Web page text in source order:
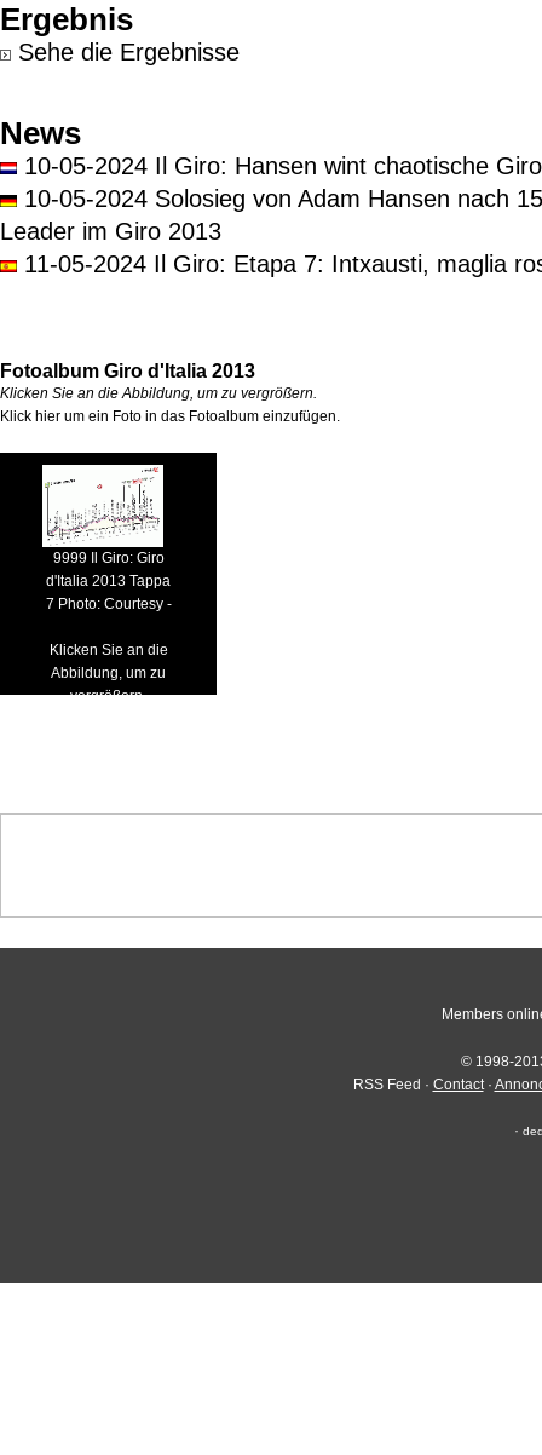
Ergebnis
Sehe die Ergebnisse
News
10-05-2024 Il Giro: Hansen wint chaotische
10-05-2024 Solosieg von Adam Hansen nach
Leader im Giro 2013
11-05-2024 Il Giro: Etapa 7: Intxausti, maglia
Fotoalbum Giro d'Italia 2013
Klicken Sie an die Abbildung, um zu vergrößern.
Klick hier um ein Foto in das Fotoalbum einzufügen.
9999 Il Giro: Giro
d'Italia 2013 Tappa
7 Photo: Courtesy -
Klicken Sie an die
Abbildung, um zu
vergrößern.
Members
© 1998-
RSS Feed · Contact·
·